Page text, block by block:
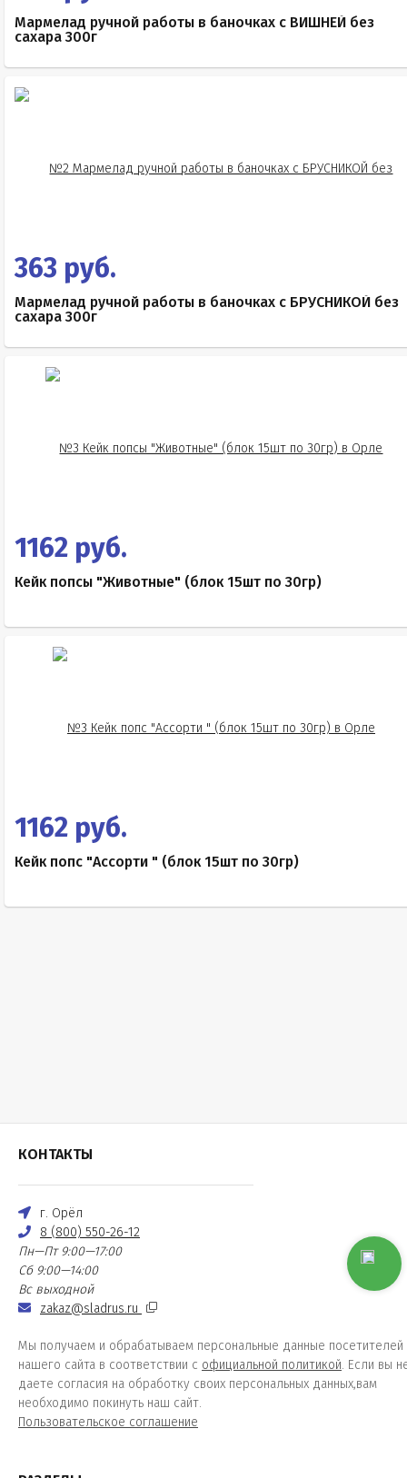
Мармелад ручной работы в баночках с ВИШНЕЙ без
сахара 300г
363 руб.
Мармелад ручной работы в баночках с БРУСНИКОЙ без
сахара 300г
1162 руб.
Кейк попсы "Животные" (блок 15шт по 30гр)
1162 руб.
Кейк попс "Ассорти " (блок 15шт по 30гр)
КОНТАКТЫ
г. Орёл
8 (800) 550-26-12
Пн—Пт 9:00—17:00
Сб 9:00—14:00
Вс выходной
zakaz@sladrus.ru
Мы получаем и обрабатываем персональные данные посетителей
нашего сайта в соответствии с официальной политикой. Если вы
даете согласия на обработку своих персональных данных,вам
необходимо покинуть наш сайт.
Пользовательское соглашение